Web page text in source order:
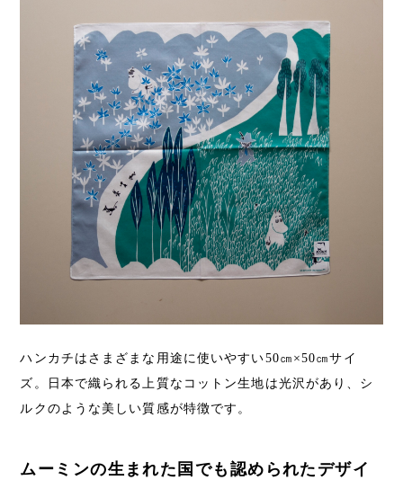
ハンカチはさまざまな用途に使いやすい50㎝×50㎝サイ
ズ。日本で織られる上質なコットン生地は光沢があり、シ
ルクのような美しい質感が特徴です。
ムーミンの生まれた国でも認められたデザイ